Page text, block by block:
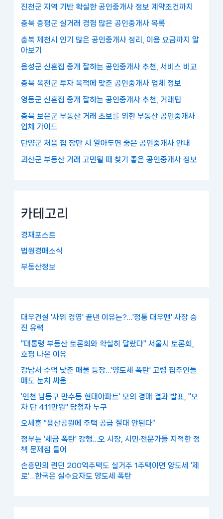
진천군 지역 기반 확실한 공인중개사 정보 계약조건까지
충북 증평군 실거래 경험 많은 공인중개사 목록
충북 제천시 인기 많은 공인중개사 정리, 이용 요금까지 알
아보기
음성군 신혼집 중개 잘하는 공인중개사 추천, 서비스 비교
충북 옥천군 투자 목적에 맞춘 공인중개사 업체 정보
영동군 신혼집 중개 잘하는 공인중개사 추천, 거래팁
충북 보은군 부동산 거래 초보를 위한 부동산 공인중개사
업체 가이드
단양군 처음 집 장만 시 알아두면 좋은 공인중개사 안내
괴산군 부동산 거래 고민될 때 찾기 좋은 공인중개사 정보
카테고리
경재포스트
법원경매소식
부동산정보
대우건설 '사위 경영' 끝낸 이유는?…'정통 대우맨' 사장 승
진 유력
"대통령 부동산 토론회와 확실히 달랐다" 서울시 토론회,
호평 나온 이유
강남서 수억 낮춘 매물 등장…'양도세 폭탄' 고령 집주인들
매도 눈치 싸움
'인천 남동구 만수동 현대아파트' 모의 경매 결과 발표, "오
차 단 411만원" 당첨자 누구
오세훈 “용산공원에 주택 공급 절대 안된다”
정부는 '세금 폭탄' 강행…오 시장, 시민·전문가들 지적한 정
책 문제점 들어
손흥민의 런던 200억주택도 실거주 1주택이면 양도세 '제
로'…한국은 실수요자도 양도세 폭탄